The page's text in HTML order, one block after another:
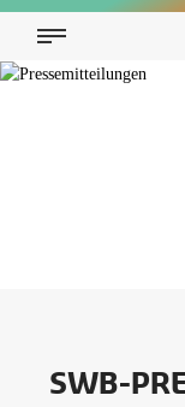
Privatkunden
Geschäftskunden
SWB-